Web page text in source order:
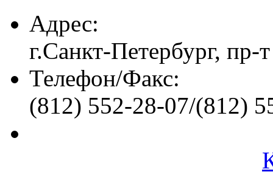
Адрес:
г.Санкт-Петербург, пр-
Телефон/Факс:
(812) 552-28-07/(812)